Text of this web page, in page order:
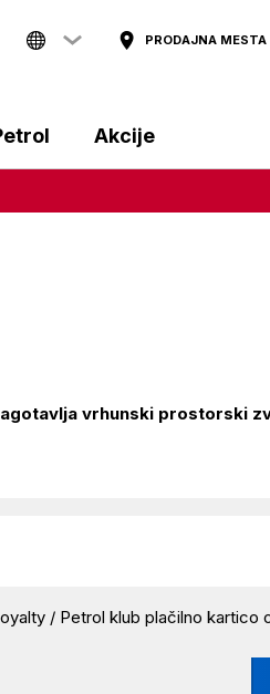
PRODAJNA MESTA
Akcije
vrhunski prostorski
/ Petrol klub plačilno kartico